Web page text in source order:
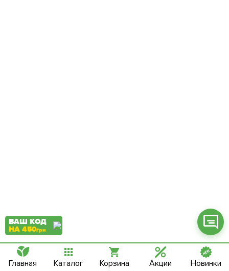
ВАШ КОД
НА 450грн
Главная Каталог Корзина Акции Новинки